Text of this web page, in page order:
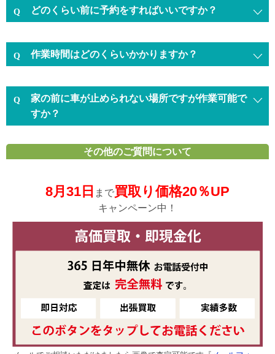
どのくらい前に予約をすればいいですか？
作業時間はどのくらいかかりますか？
家の前に車が止められない場所ですが作業可能で
すか？
その他のご質問について
8月31日 まで買取り価格20％UP
キャンペーン中！